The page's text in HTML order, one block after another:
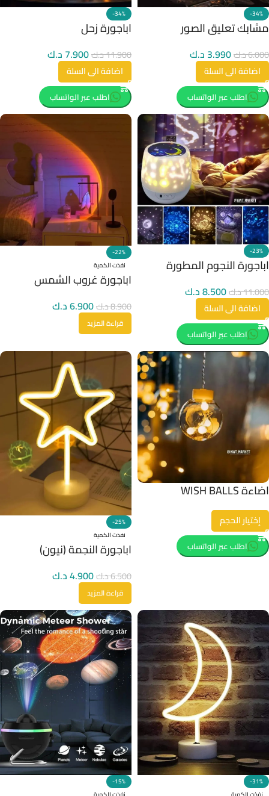
-34%
مشابك تعليق الصور
6.000د.ك3.990 د.ك
اضافة الى السلة
اطلب عبر الواتساب
-34%
اباجورة زحل
11.900د.ك7.900 د.ك
اضافة الى السلة
اطلب عبر الواتساب
-23%
اباجورة النجوم المطورة
11.000د.ك8.500د.ك
اضافة الى السلة
اطلب عبر الواتساب
-22%
نفذت الكمية
اباجورة غروب الشمس
8.900د.ك6.900د.ك
قراءة المزيد
اضاءة WISH BALLS
إختيار الحجم
اطلب عبر الواتساب
-25%
نفذت الكمية
اباجورة النجمة (نيون)
6.500د.ك4.900د.ك
قراءة المزيد
-31%
-15%